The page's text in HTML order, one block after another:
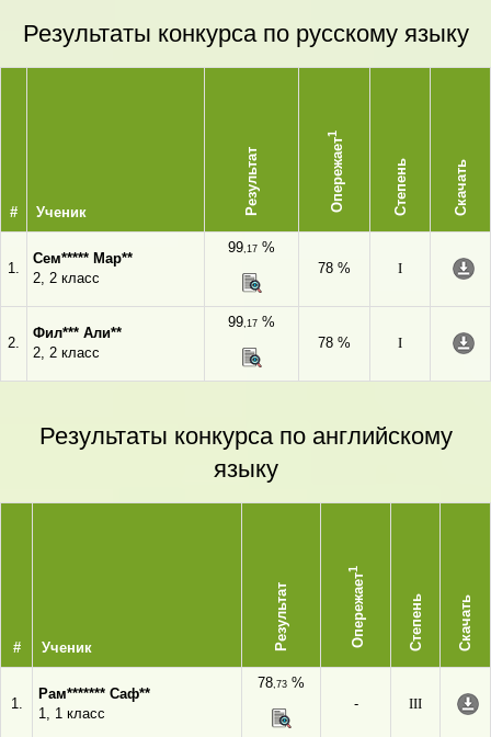
Результаты конкурса по русскому языку
# Ученик Результат Опережает
1
Степень Скачать
1.
Сем***** Мар**
2, 2 класс
99,17 %
78 %
I
2.
Фил*** Али**
2, 2 класс
99,17 %
78 %
I
Результаты конкурса по английскому
языку
# Ученик Результат Опережает
1
Степень Скачать
1.
Рам******* Саф**
1, 1 класс
78,73 %
-
III